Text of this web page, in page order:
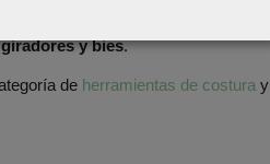
y bies.
deherramientas de costura